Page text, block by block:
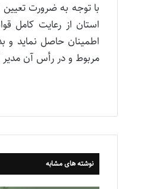
با توجه به ضرورت
استان از رعایت کامل
اطمینان حاصل نماید و
مربوط و در رأس آن
نوشته های مشابه